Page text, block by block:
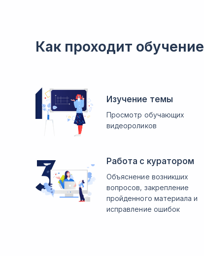
Как проходит обучение
Изучение темы
Просмотр обучающих
видеороликов
Работа с куратором
Объяснение возникших
вопросов, закрепление
пройденного материала и
исправление ошибок